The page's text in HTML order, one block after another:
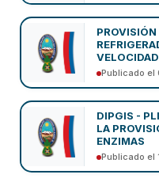
VELOCIDAD
Publicado el
DIPGIS -
LA
ENZIMAS
Publicado el